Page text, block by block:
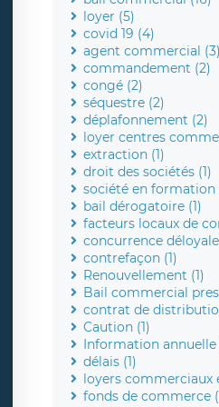
loyer (5)
covid 19 (4)
agent commercial (3)
commandement (2)
congé (2)
séquestre (2)
déplafonnement (2)
loyer centres
extraction (1)
droit des sociétés (1)
société en formation
bail dérogatoire (1)
facteurs locaux de
concurrence déloyale
contrefaçon (1)
Renouvellement (1)
Bail commercial
contrat de
Caution (1)
Information annuelle
délais (1)
loyers commerciaux
fonds de commerce